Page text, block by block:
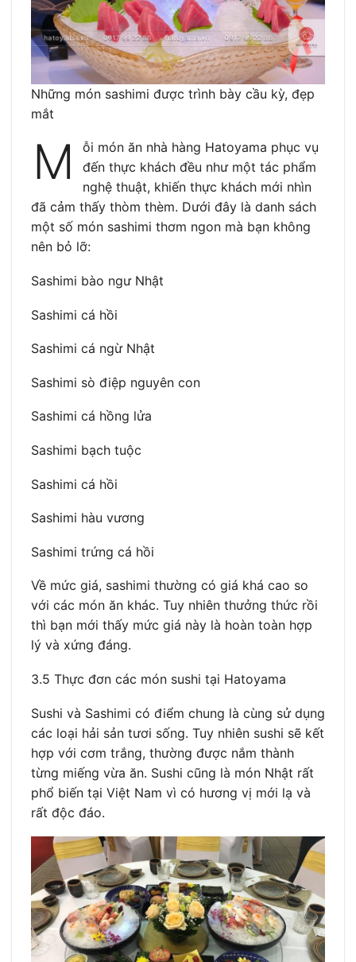
Những món sashimi được trình bày cầu kỳ, đẹp
mắt
M
ỗi món ăn nhà hàng Hatoyama phục vụ
đến thực khách đều như một tác phẩm
nghệ thuật, khiến thực khách mới nhìn
đã cảm thấy thòm thèm. Dưới đây là danh sách
một số món sashimi thơm ngon mà bạn không
nên bỏ lỡ:
Sashimi bào ngư Nhật
Sashimi cá hồi
Sashimi cá ngừ Nhật
Sashimi sò điệp nguyên con
Sashimi cá hồng lửa
Sashimi bạch tuộc
Sashimi cá hồi
Sashimi hàu vương
Sashimi trứng cá hồi
Về mức giá, sashimi thường có giá khá cao so
với các món ăn khác. Tuy nhiên thưởng thức rồi
thì bạn mới thấy mức giá này là hoàn toàn hợp
lý và xứng đáng.
3.5 Thực đơn các món sushi tại Hatoyama
Sushi và Sashimi có điểm chung là cùng sử dụng
các loại hải sản tươi sống. Tuy nhiên sushi sẽ kết
hợp với cơm trắng, thường được nắm thành
từng miếng vừa ăn. Sushi cũng là món Nhật rất
phổ biến tại Việt Nam vì có hương vị mới lạ và
rất độc đáo.